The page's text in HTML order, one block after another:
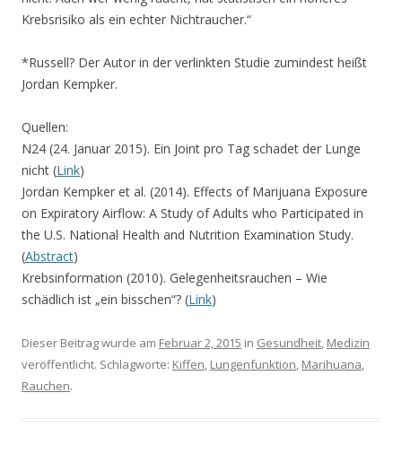
Krebsrisiko als ein echter Nichtraucher.“
*Russell? Der Autor in der verlinkten Studie zumindest heißt
Jordan Kempker.
Quellen:
N24 (24. Januar 2015). Ein Joint pro Tag schadet der Lunge
nicht (Link)
Jordan Kempker et al. (2014). Effects of Marijuana Exposure
on Expiratory Airflow: A Study of Adults who Participated in
the U.S. National Health and Nutrition Examination Study.
(Abstract)
Krebsinformation (2010). Gelegenheitsrauchen – Wie
schädlich ist „ein bisschen“? (Link)
Dieser Beitrag wurde am Februar 2, 2015 in Gesundheit, Medizin
veröffentlicht. Schlagworte: Kiffen, Lungenfunktion, Marihuana,
Rauchen.